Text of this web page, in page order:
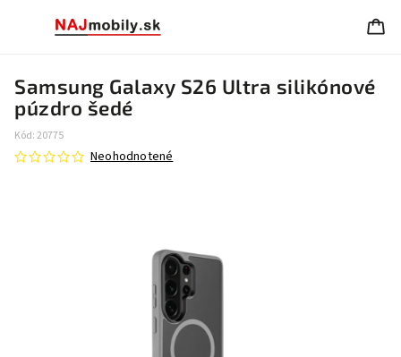
Samsung Galaxy S26 Ultra silikónové
púzdro šedé
Kód:20775
Neohodnotené